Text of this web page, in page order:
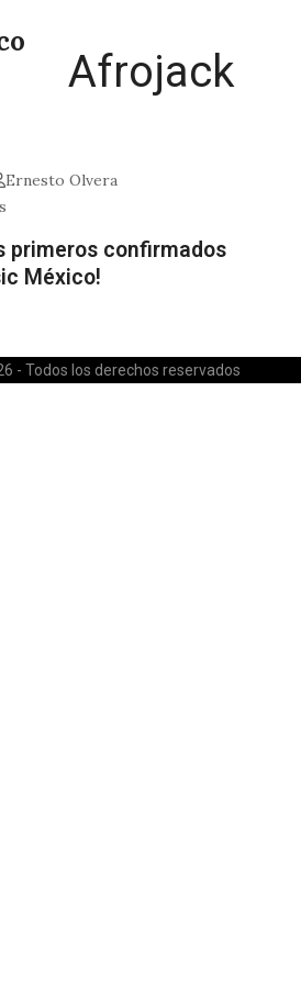
Afrojack
Ernesto Olvera
primeros confirmados
México!
- Todos los derechos reservados